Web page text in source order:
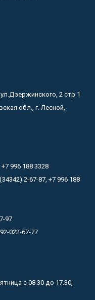
2 стр.1
обл., г. Лесной,
996 188 3328
2-67-87, +7 996 188
97
022-67-77
с 08.30 до 17.30,